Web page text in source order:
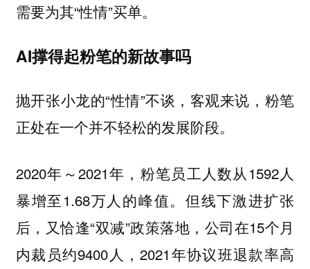
需要为其“性情”买单。
AI撑得起粉笔的新故事吗
抛开张小龙的“性情”不谈，客观来说，粉笔
正处在一个并不轻松的发展阶段。
2020年～2021年，粉笔员工人数从1592人
暴增至1.68万人的峰值。但线下激进扩张
后，又恰逢“双减”政策落地，公司在15个月
内裁员约9400人，2021年协议班退款率高